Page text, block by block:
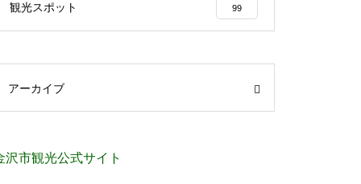
観光スポット 99
アーカイブ
沢市観光公式サイト